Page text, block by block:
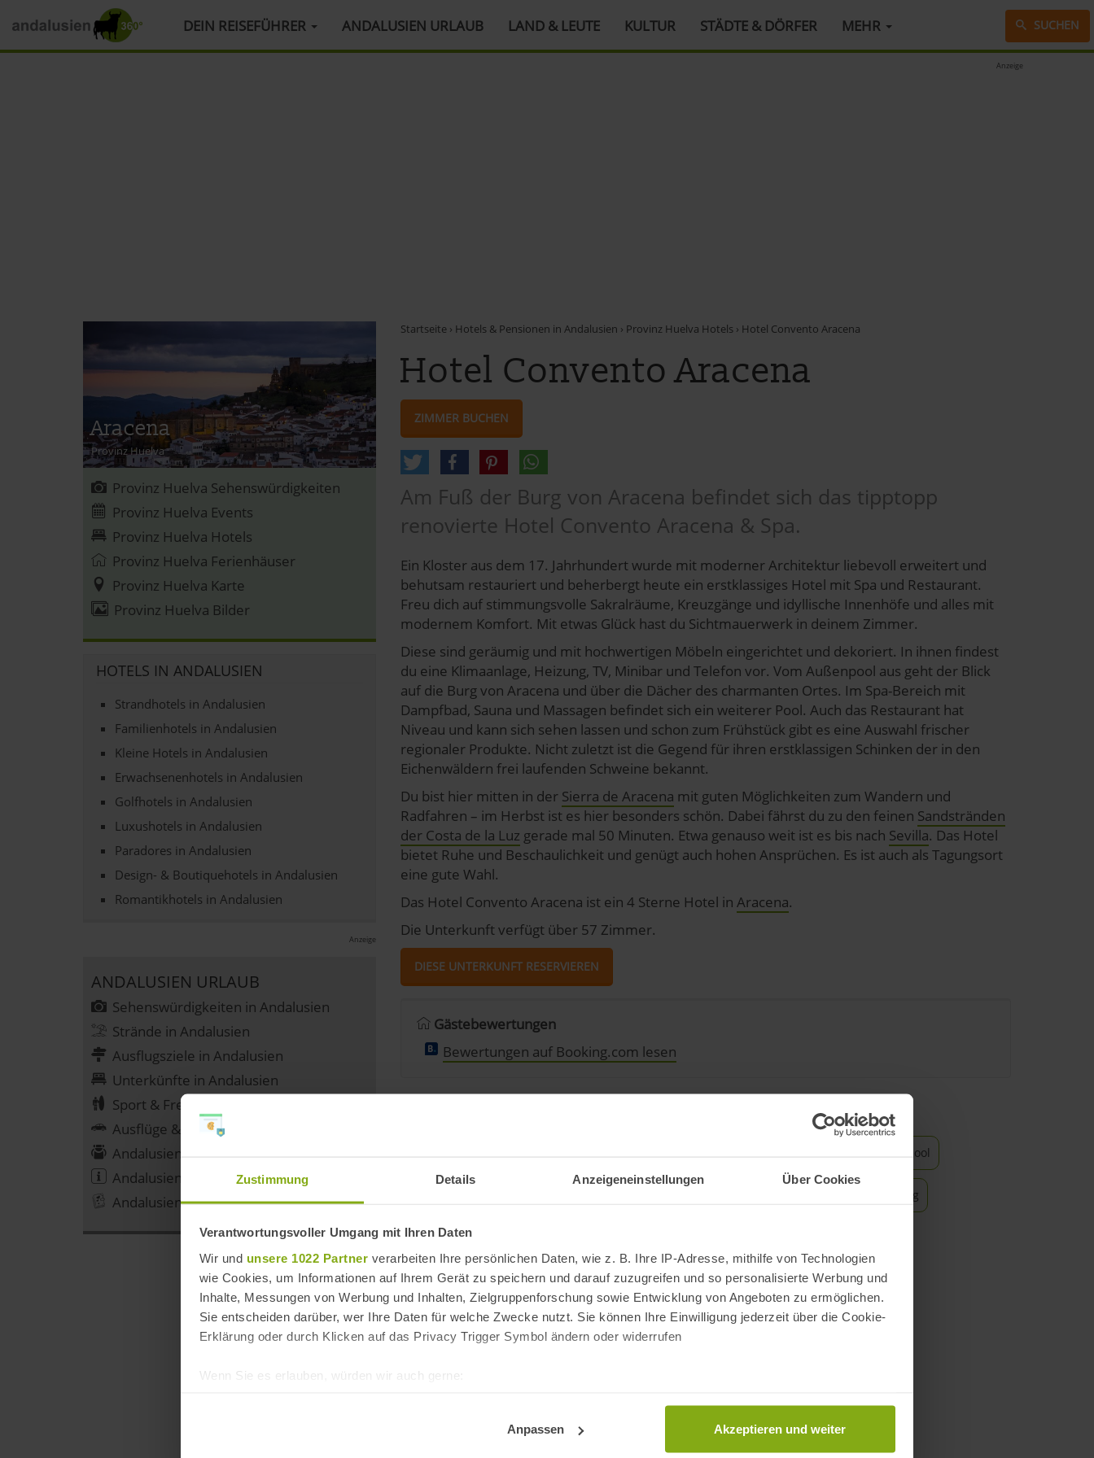
Zustimmung Details Anzeigeneinstellungen Über Cookies
Verantwortungsvoller Umgang mit Ihren Daten
Wir und unsere 1022 Partner verarbeiten Ihre persönlichen Daten, wie z. B. Ihre IP-Adresse, mithilfe von Technologien
wie Cookies, um Informationen auf Ihrem Gerät zu speichern und darauf zuzugreifen und so personalisierte Werbung und
Inhalte, Messungen von Werbung und Inhalten, Zielgruppenforschung sowie Entwicklung von Angeboten zu ermöglichen.
Sie entscheiden darüber, wer Ihre Daten für welche Zwecke nutzt. Sie können Ihre Einwilligung jederzeit über die Cookie-
Erklärung oder durch Klicken auf das Privacy Trigger Symbol ändern oder widerrufen
Wenn Sie es erlauben, würden wir auch gerne:
Erfahren Sie mehr darüber, wie Ihre persönlichen Daten verarbeitet werden, und legen Sie Ihre Präferenzen im
Anpassen Akzeptieren und weiter
HAUPTMENÜ DEIN REISEFÜHRER ANDALUSIEN URLAUB LAND & LEUTE KULTUR STÄDTE & DÖRFER MEHR SUCHEN
Anzeige
Startseite › Hotels & Pensionen in Andalusien › Provinz Huelva Hotels › Hotel Convento Aracena
Hotel Convento Aracena
ZIMMER BUCHEN
Am Fuß der Burg von Aracena befindet sich das tipptopp
renovierte Hotel Convento Aracena & Spa.
Ein Kloster aus dem 17. Jahrhundert wurde mit moderner Architektur liebevoll erweitert und
behutsam restauriert und beherbergt heute ein erstklassiges Hotel mit Spa und Restaurant.
Freu dich auf stimmungsvolle Sakralräume, Kreuzgänge und idyllische Innenhöfe und alles mit
modernem Komfort. Mit etwas Glück hast du Sichtmauerwerk in deinem Zimmer.
Diese sind geräumig und mit hochwertigen Möbeln eingerichtet und dekoriert. In ihnen findest
du eine Klimaanlage, Heizung, TV, Minibar und Telefon vor. Vom Außenpool aus geht der Blick
auf die Burg von Aracena und über die Dächer des charmanten Ortes. Im Spa-Bereich mit
Dampfbad, Sauna und Massagen befindet sich ein weiterer Pool. Auch das Restaurant hat
Niveau und kann sich sehen lassen und schon zum Frühstück gibt es eine Auswahl frischer
regionaler Produkte. Nicht zuletzt ist die Gegend für ihren erstklassigen Schinken der in den
Eichenwäldern frei laufenden Schweine bekannt.
Du bist hier mitten in der Sierra de Aracena mit guten Möglichkeiten zum Wandern und
Radfahren – im Herbst ist es hier besonders schön. Dabei fährst du zu den feinen Sandstränden
der Costa de la Luz gerade mal 50 Minuten. Etwa genauso weit ist es bis nach Sevilla. Das Hotel
bietet Ruhe und Beschaulichkeit und genügt auch hohen Ansprüchen. Es ist auch als Tagungsort
eine gute Wahl.
Das Hotel Convento Aracena ist ein 4 Sterne Hotel in Aracena.
Die Unterkunft verfügt über 57 Zimmer.
DIESE UNTERKUNFT RESERVIEREN
Gästebewertungen
Bewertungen auf Booking.com lesen
Außenpool
Aufzug
24-Stunden-Rezeption
Sehenswürdigkeiten in der Nähe
Aracena
Provinz Huelva
Provinz Huelva Sehenswürdigkeiten
Provinz Huelva Events
Provinz Huelva Hotels
Provinz Huelva Ferienhäuser
Provinz Huelva Karte
Provinz Huelva Bilder
HOTELS IN ANDALUSIEN
Strandhotels in Andalusien
Familienhotels in Andalusien
Kleine Hotels in Andalusien
Erwachsenenhotels in Andalusien
Golfhotels in Andalusien
Luxushotels in Andalusien
Paradores in Andalusien
Design- & Boutiquehotels in Andalusien
Romantikhotels in Andalusien
Anzeige
ANDALUSIEN URLAUB
Sehenswürdigkeiten in Andalusien
Strände in Andalusien
Ausflugsziele in Andalusien
Unterkünfte in Andalusien
Sport & Freizeit in Andalusien
Ausflüge & Aktivitäten in Andalusien
Andalusien Reiseangebote
Andalusien Reiseinformationen
Andalusien Reiseberichte